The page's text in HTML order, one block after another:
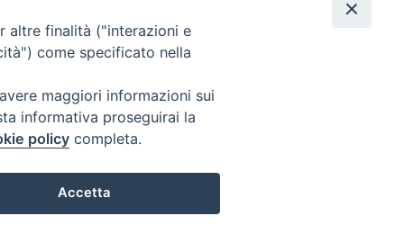
altre finalità ("interazioni e
come specificato nella
maggiori informazioni sui
informativa proseguirai la
policy completa.
Accetta